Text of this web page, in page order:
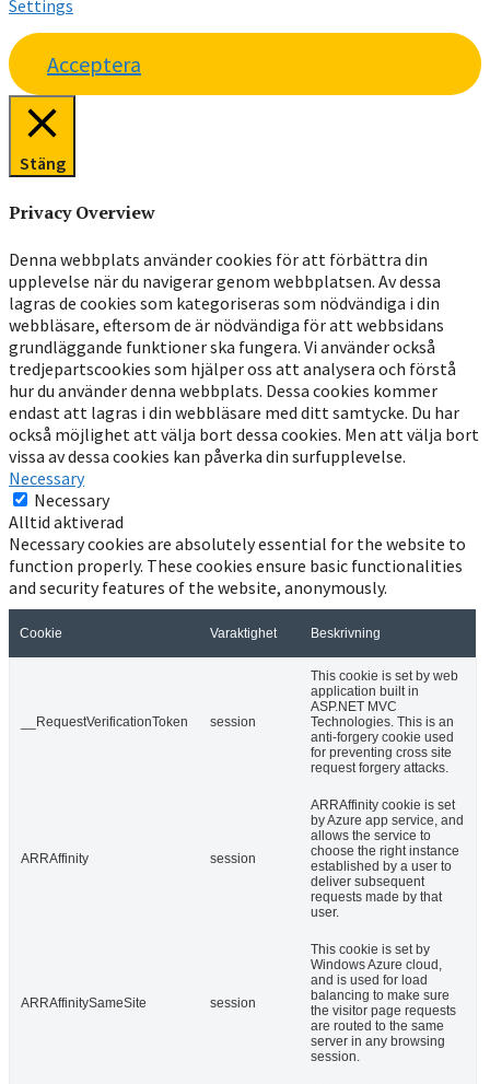
Settings
Acceptera
Stäng
Privacy Overview
Denna webbplats använder cookies för att förbättra din
upplevelse när du navigerar genom webbplatsen. Av dessa
lagras de cookies som kategoriseras som nödvändiga i din
webbläsare, eftersom de är nödvändiga för att webbsidans
grundläggande funktioner ska fungera. Vi använder också
tredjepartscookies som hjälper oss att analysera och förstå
hur du använder denna webbplats. Dessa cookies kommer
endast att lagras i din webbläsare med ditt samtycke. Du har
också möjlighet att välja bort dessa cookies. Men att välja bort
vissa av dessa cookies kan påverka din surfupplevelse.
Necessary
Necessary
Alltid aktiverad
Necessary cookies are absolutely essential for the website to
function properly. These cookies ensure basic functionalities
and security features of the website, anonymously.
Cookie Varaktighet Beskrivning
__RequestVerificationToken session
This cookie is set by web
application built in
ASP.NET MVC
Technologies. This is an
anti-forgery cookie used
for preventing cross site
request forgery attacks.
ARRAffinity session
ARRAffinity cookie is set
by Azure app service, and
allows the service to
choose the right instance
established by a user to
deliver subsequent
requests made by that
user.
ARRAffinitySameSite session
This cookie is set by
Windows Azure cloud,
and is used for load
balancing to make sure
the visitor page requests
are routed to the same
server in any browsing
session.